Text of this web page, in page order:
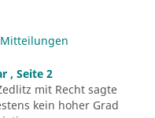
, Seite 2
mit Recht sagte
kein hoher Grad